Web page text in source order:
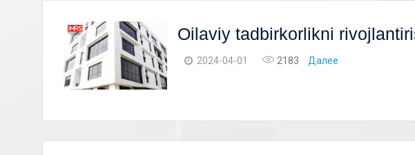
Oilaviy tadbirkorlikni
2024-04-01 2183 Далее